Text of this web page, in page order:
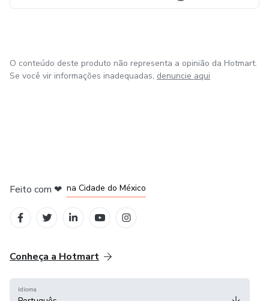
O conteúdo deste produto não representa a opinião da Hotmart.
Se você vir informações inadequadas, denuncie aqui
Feito com ❤ na Cidade do México
Conheça a Hotmart
Idioma